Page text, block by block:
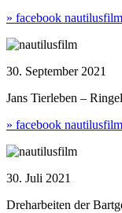
» facebook nautilusfilm
30. September 2021
Jans Tierleben –
» facebook nautilusfilm
30. Juli 2021
Dreharbeiten der